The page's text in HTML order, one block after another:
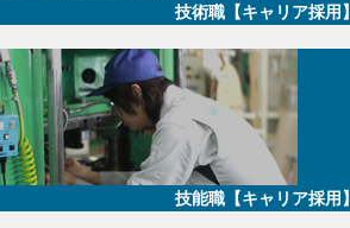
技術職【キャリア採用】
技能職【キャリア採用】